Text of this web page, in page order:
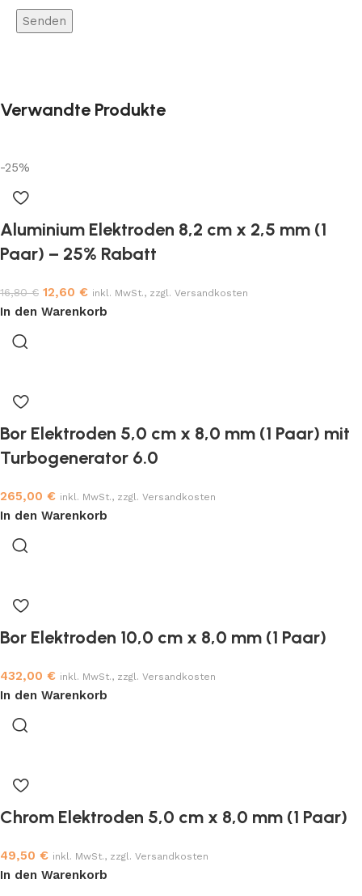
Verwandte Produkte
-25%
Aluminium Elektroden 8,2 cm x 2,5 mm (1
Paar) – 25% Rabatt
16,80€ 12,60 € inkl. MwSt., zzgl. Versandkosten
In den Warenkorb
Bor Elektroden 5,0 cm x 8,0 mm (1 Paar) mit
Turbogenerator 6.0
265,00 € inkl. MwSt., zzgl. Versandkosten
In den Warenkorb
Bor Elektroden 10,0 cm x 8,0 mm (1 Paar)
432,00 € inkl. MwSt., zzgl. Versandkosten
In den Warenkorb
Chrom Elektroden 5,0 cm x 8,0 mm (1 Paar)
49,50 € inkl. MwSt., zzgl. Versandkosten
In den Warenkorb